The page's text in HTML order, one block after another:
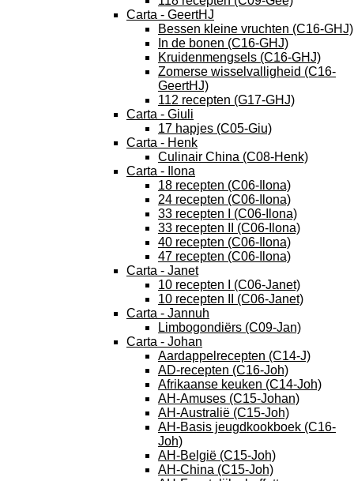
Carta - GeertHJ
Bessen kleine vruchten (C16-GHJ)
In de bonen (C16-GHJ)
Kruidenmengsels (C16-GHJ)
Zomerse wisselvalligheid (C16-
GeertHJ)
112 recepten (G17-GHJ)
Carta - Giuli
17 hapjes (C05-Giu)
Carta - Henk
Culinair China (C08-Henk)
Carta - Ilona
18 recepten (C06-Ilona)
24 recepten (C06-Ilona)
33 recepten I (C06-Ilona)
33 recepten II (C06-Ilona)
40 recepten (C06-Ilona)
47 recepten (C06-Ilona)
Carta - Janet
10 recepten I (C06-Janet)
10 recepten II (C06-Janet)
Carta - Jannuh
Limbogondiërs (C09-Jan)
Carta - Johan
Aardappelrecepten (C14-J)
AD-recepten (C16-Joh)
Afrikaanse keuken (C14-Joh)
AH-Amuses (C15-Johan)
AH-Australië (C15-Joh)
AH-Basis jeugdkookboek (C16-
Joh)
AH-België (C15-Joh)
AH-China (C15-Joh)